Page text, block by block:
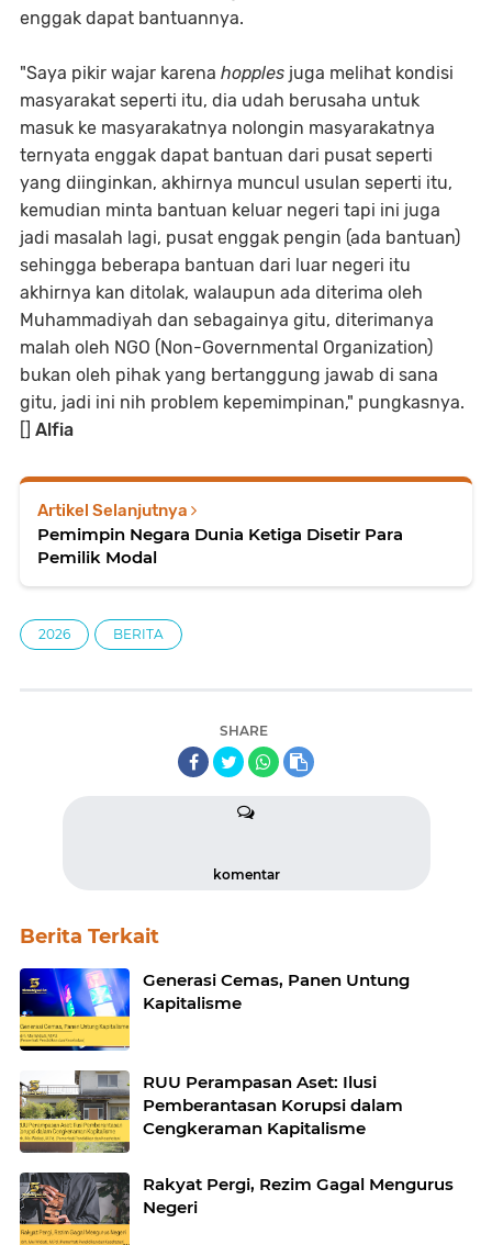
enggak dapat bantuannya.
"Saya pikir wajar karena hopples juga melihat kondisi
masyarakat seperti itu, dia udah berusaha untuk
masuk ke masyarakatnya nolongin masyarakatnya
ternyata enggak dapat bantuan dari pusat seperti
yang diinginkan, akhirnya muncul usulan seperti itu,
kemudian minta bantuan keluar negeri tapi ini juga
jadi masalah lagi, pusat enggak pengin (ada bantuan)
sehingga beberapa bantuan dari luar negeri itu
akhirnya kan ditolak, walaupun ada diterima oleh
Muhammadiyah dan sebagainya gitu, diterimanya
malah oleh NGO (Non-Governmental Organization)
bukan oleh pihak yang bertanggung jawab di sana
gitu, jadi ini nih problem kepemimpinan," pungkasnya.
[] Alfia
Artikel Selanjutnya
Pemimpin Negara Dunia Ketiga Disetir Para
Pemilik Modal
2026 BERITA
SHARE
komentar
Berita Terkait
Generasi Cemas, Panen Untung
Kapitalisme
RUU Perampasan Aset: Ilusi
Pemberantasan Korupsi dalam
Cengkeraman Kapitalisme
Rakyat Pergi, Rezim Gagal Mengurus
Negeri